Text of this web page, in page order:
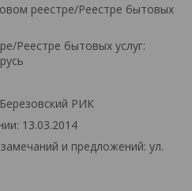
реестре/Реестре бытовых
Реестре бытовых услуг:
РИК
13.03.2014
и предложений: ул.